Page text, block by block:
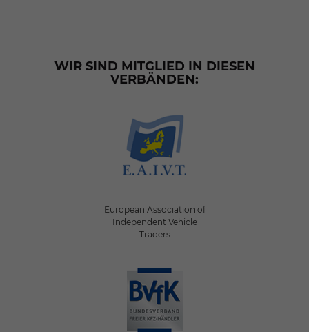
WIR SIND MITGLIED IN DIESEN
VERBÄNDEN:
European Association of
Independent Vehicle
Traders